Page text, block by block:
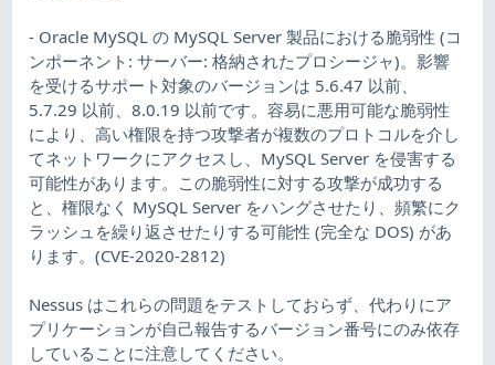
- Oracle MySQL の MySQL Server 製品における脆弱性 (コ
ンポーネント: サーバー: 格納されたプロシージャ)。影響
を受けるサポート対象のバージョンは 5.6.47 以前、
5.7.29 以前、8.0.19 以前です。容易に悪用可能な脆弱性
により、高い権限を持つ攻撃者が複数のプロトコルを介し
てネットワークにアクセスし、MySQL Server を侵害する
可能性があります。この脆弱性に対する攻撃が成功する
と、権限なく MySQL Server をハングさせたり、頻繁にク
ラッシュを繰り返させたりする可能性 (完全な DOS) があ
ります。(CVE-2020-2812)
Nessus はこれらの問題をテストしておらず、代わりにア
プリケーションが自己報告するバージョン番号にのみ依存
していることに注意してください。